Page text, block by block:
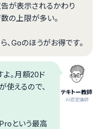
が表示されるかわり
の上限が多い。
Goのほうがお得です。
テキトー教師
.AI認定講師
。月額20ド
えるので、
という最高